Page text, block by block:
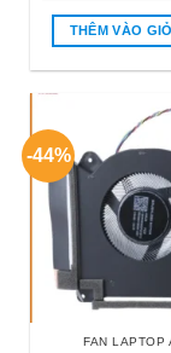
là:
THÊM VÀO
-44%
FAN LAPTOP